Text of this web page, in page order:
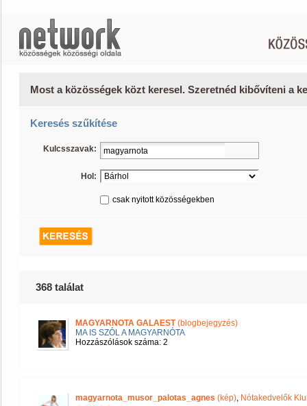
Most a közösségek közt keresel. Szeretnéd kibővíteni a
Keresés szűkítése
Kulcsszavak:
Hol:
csak nyitott közösségekben
368 találat
MAGYARNOTA GALAEST(blogbejegyzés)
MA IS SZÓL A MAGYARNÓTA
Hozzászólások száma: 2
magyarnota_musor_palotas_agnes (kép), Nótakedvelők